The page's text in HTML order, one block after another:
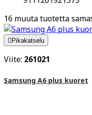
16 muuta tuotetta
Pikakatselu
Viite: 261021
Samsung A6 plus kuoret